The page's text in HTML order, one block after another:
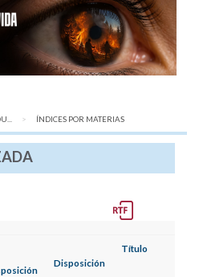
AQUÍ:
ÍNDICES POR MATERIAS
Disposición
Título